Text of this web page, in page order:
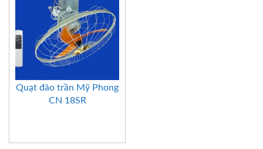
Quạt đảo trần Mỹ Phong
CN 18SR